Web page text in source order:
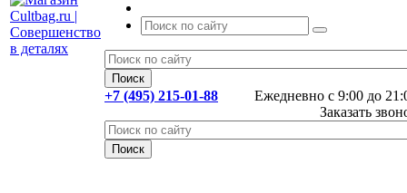
Ежедневно с 9:00 до
+7 (495) 215-01-88
Заказать